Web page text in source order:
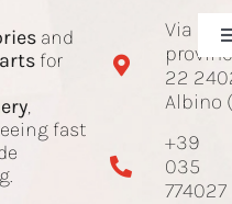
and
for
,
fast
Via
22
Albino
+39
035
774027
and accessories